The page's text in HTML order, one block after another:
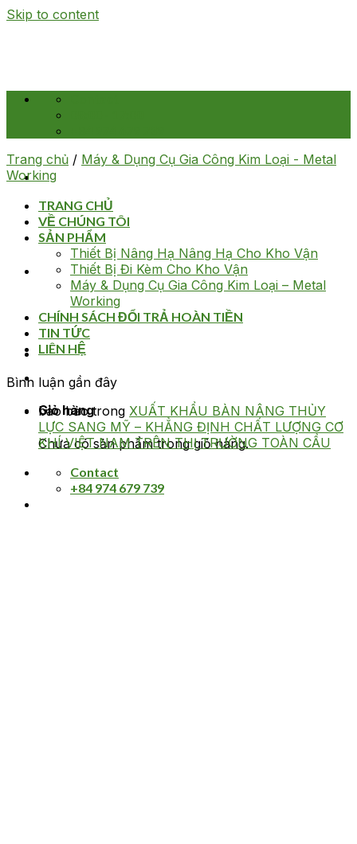
Skip to content
TRANG CHỦ
VỀ CHÚNG TÔI
SẢN PHẨM
Thiết Bị Nâng Hạ Nâng Hạ Cho Kho Vận
Thiết Bị Đi Kèm Cho Kho Vận
Máy & Dụng Cụ Gia Công Kim Loại – Metal
Working
CHÍNH SÁCH ĐỔI TRẢ HOÀN TIỀN
TIN TỨC
LIÊN HỆ
Giỏ hàng
Chưa có sản phẩm trong giỏ hàng.
Contact
+84 974 679 739
Trang chủ / Máy & Dụng Cụ Gia Công Kim Loại - Metal
Working
Bình luận gần đây
bảo bảotrong XUẤT KHẨU BÀN NÂNG THỦY
LỰC SANG MỸ – KHẲNG ĐỊNH CHẤT LƯỢNG CƠ
KHÍ VIỆT NAM TRÊN THỊ TRƯỜNG TOÀN CẦU